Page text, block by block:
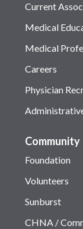
Current
Medical
Medical
Careers
Physician
Community
Foundation
Volunteers
Sunburst
CHNA /